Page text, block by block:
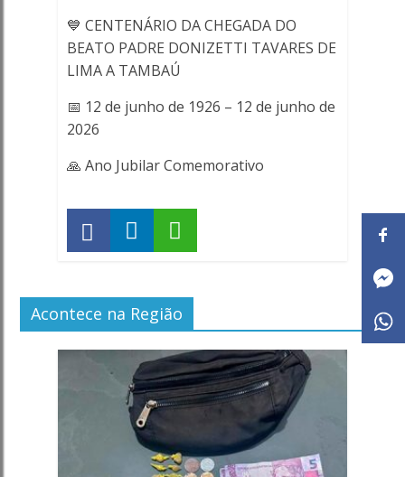
💙 CENTENÁRIO DA CHEGADA DO
BEATO PADRE DONIZETTI TAVARES DE
LIMA A TAMBAÚ
📅 12 de junho de 1926 – 12 de junho de
2026
🙏 Ano Jubilar Comemorativo
Acontece na Região